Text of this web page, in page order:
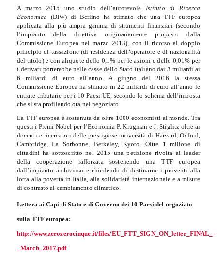
A marzo 2015 uno studio dell’autorevole Istituto di Ricerca
Economica (DIW) di Berlino ha stimato che una TTF europea
applicata alla più ampia gamma di strumenti finanziari (secondo
l’impianto della direttiva originariamente proposto dalla
Commissione Europea nel marzo 2013), con il ricorso al doppio
principio di tassazione (di residenza dell’operatore e di nazionalità
del titolo) e con aliquote dello 0,1% per le azioni e dello 0,01% per
i derivati porterebbe nelle casse dello Stato italiano dai 3 miliardi ai
6 miliardi di euro all’anno. A giugno del 2016 la stessa
Commissione Europea ha stimato in 22 miliardi di euro all’anno le
entrate tributarie per i 10 Paesi UE, secondo lo schema dell’imposta
che si sta profilando ora nel negoziato.
La TTF europea è sostenuta da oltre 1000 economisti al mondo. Tra
questi i Premi Nobel per l’Economia P. Krugman e J. Stiglitz oltre ai
docenti e ricercatori delle prestigiose università di Harvard, Oxford,
Cambridge, La Sorbonne, Berkeley, Kyoto. Oltre 1 milione di
cittadini ha sottoscritto nel 2015 una petizione rivolta ai leader
della cooperazione rafforzata sostenendo una TTF europea
dall’impianto ambizioso e chiedendo di destinarne i proventi alla
lotta alla povertà in Italia, alla solidarietà internazionale e a misure
di contrasto al cambiamento climatico.
Lettera ai Capi di Stato e di Governo dei 10 Paesi del negoziato
sulla TTF europea:
http://www.zerozerocinque.it/files/EU_FTT_SIGN_ON_letter_FINAL_-
_March_2017.pdf